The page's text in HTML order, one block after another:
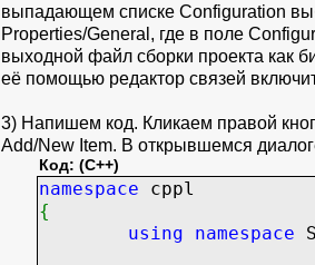
выпадающем списке Configuration
Properties/General, где в поле
выходной файл сборки проекта как
её помощью редактор связей
3) Напишем код. Кликаем правой
Add/New Item. В открывшемся
Код: (C++)
namespace cppl
{
using
namespace